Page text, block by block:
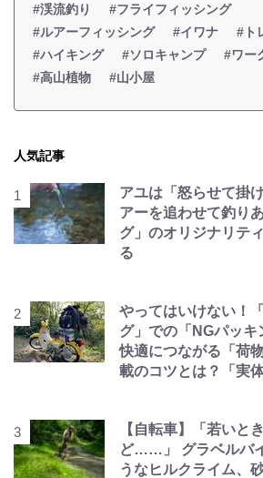
#渓流釣り
#フライフィッシング
#ルアーフィッシング
#イワナ
#ト
#ハイキング
#ソロキャンプ
#ワー
#高山植物
#山小屋
人気記事
アユは「怒らせて掛
アーを追わせて釣り
グ」のオリジナリテ
る
やってはいけない！
グ」での「NGパッキ
快適につながる「荷
載のコツとは？「実体
【自転車】「若いと
ど……」 グラベルバ
うなヒルクライム、